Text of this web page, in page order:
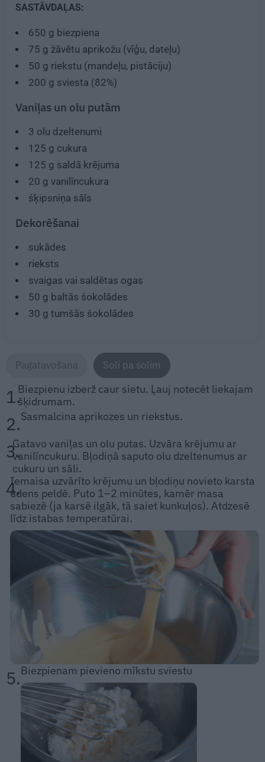
SASTĀVDAĻAS:
650 g biezpiena
75 g žāvētu aprikožu (vīģu, dateļu)
50 g riekstu (mandeļu, pistāciju)
200 g sviesta (82%)
Vaniļas un olu putām
3 olu dzeltenumi
125 g cukura
125 g saldā krējuma
20 g vanilīncukura
šķipsniņa sāls
Dekorēšanai
sukādes
rieksts
svaigas vai saldētas ogas
50 g baltās šokolādes
30 g tumšās šokolādes
Pagatavošana Soli pa solim
1.Biezpienu izberž caur sietu. Ļauj notecēt liekajam
šķidrumam.
2.Sasmalcina aprikozes un riekstus.
3.Gatavo vaniļas un olu putas. Uzvāra krējumu ar
vanilīncukuru. Bļodiņā saputo olu dzeltenumus ar
cukuru un sāli.
4.
Iemaisa uzvārīto krējumu un bļodiņu novieto karsta
ūdens peldē. Puto 1–2 minūtes, kamēr masa
sabiezē (ja karsē ilgāk, tā saiet kunkuļos). Atdzesē
līdz istabas temperatūrai.
5.Biezpienam pievieno mīkstu sviestu